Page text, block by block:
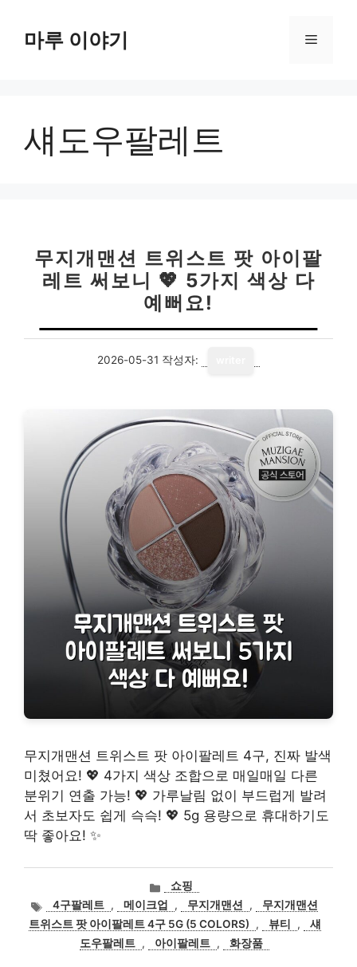
마루 이야기 메
섀도우팔레트
무지개맨션 트위스트 팟 아이팔
레트 써보니 💖 5가지 색상 다
예뻐요!
2026-05-31 작성자:
무지개맨션 트위스트 팟 아이팔레트 4구, 진짜 발색
미쳤어요! 💖 4가지 색상 조합으로 매일매일 다른
분위기 연출 가능! 💖 가루날림 없이 부드럽게 발려
서 초보자도 쉽게 슥슥! 💖 5g 용량으로 휴대하기도
딱 좋아요! ✨
카
테
고
리
쇼핑
태
그
4구팔레트 , 메이크업 , 무지개맨션 ,
무지개맨션
트위스트 팟 아이팔레트 4구 5G (5 COLORS)
, 뷰티 ,
섀
도우팔레트 , 아이팔레트 , 화장품